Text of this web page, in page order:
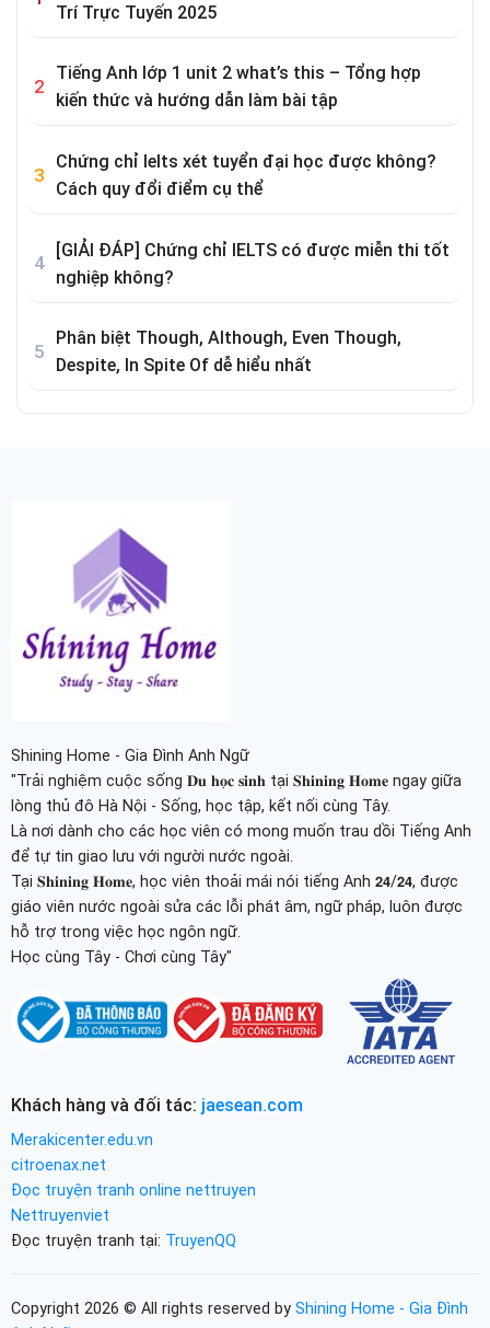
Trí Trực Tuyến 2025
Tiếng Anh lớp 1 unit 2 what’s this – Tổng hợp
kiến thức và hướng dẫn làm bài tập
Chứng chỉ Ielts xét tuyển đại học được không?
Cách quy đổi điểm cụ thể
[GIẢI ĐÁP] Chứng chỉ IELTS có được miễn thi tốt
nghiệp không?
Phân biệt Though, Although, Even Though,
Despite, In Spite Of dễ hiểu nhất
Shining Home - Gia Đình Anh Ngữ
"Trải nghiệm cuộc sống 𝐃𝐮 𝐡𝐨̣𝐜 𝐬𝐢𝐧𝐡 tại 𝐒𝐡𝐢𝐧𝐢𝐧𝐠 𝐇𝐨𝐦𝐞 ngay giữa
lòng thủ đô Hà Nội - Sống, học tập, kết nối cùng Tây.
Là nơi dành cho các học viên có mong muốn trau dồi Tiếng Anh
để tự tin giao lưu với người nước ngoài.
Tại 𝐒𝐡𝐢𝐧𝐢𝐧𝐠 𝐇𝐨𝐦𝐞, học viên thoải mái nói tiếng Anh 𝟮𝟰/𝟮𝟰, được
giáo viên nước ngoài sửa các lỗi phát âm, ngữ pháp, luôn được
hỗ trợ trong việc học ngôn ngữ.
Học cùng Tây - Chơi cùng Tây"
Khách hàng và đối tác: jaesean.com
Merakicenter.edu.vn
citroenax.net
Đọc truyện tranh online nettruyen
Nettruyenviet
Đọc truyện tranh tại: TruyenQQ
Copyright 2026 © All rights reserved by Shining Home - Gia Đình